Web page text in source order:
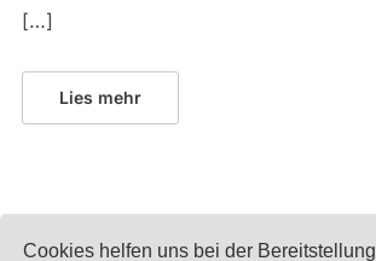
Cookies helfen uns bei der Bereitstellung
[…]
Lies mehr